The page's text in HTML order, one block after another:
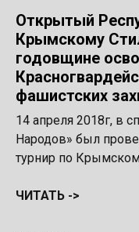
Открытый
Крымскому
годовщине
фашистских
14 апреля 2018г, в
Народов» был
турнир по
ЧИТАТЬ ->